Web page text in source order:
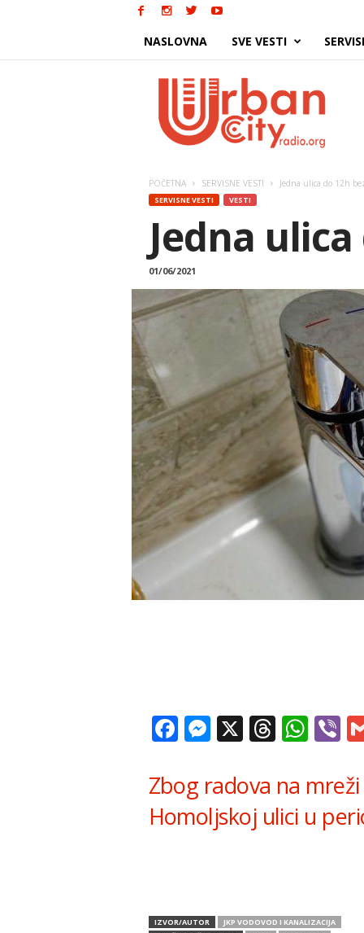
NASLOVNA SVE VESTI
POČETNA SERVISNE VESTI Jedna ulica do 12h
SERVISNE VESTI VESTI
Jedna
01/06/2021
Facebook
Messenger
X
Zbog radova na
Homoljskoj ulici u
IZVOR/AUTOR
JKP VODOVOD I KANALIZACIJA